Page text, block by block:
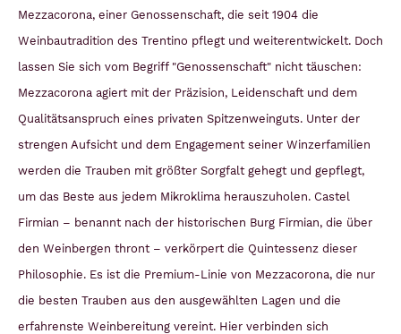
Mezzacorona, einer Genossenschaft, die seit 1904 die
Weinbautradition des Trentino pflegt und weiterentwickelt. Doch
lassen Sie sich vom Begriff "Genossenschaft" nicht täuschen:
Mezzacorona agiert mit der Präzision, Leidenschaft und dem
Qualitätsanspruch eines privaten Spitzenweinguts. Unter der
strengen Aufsicht und dem Engagement seiner Winzerfamilien
werden die Trauben mit größter Sorgfalt gehegt und gepflegt,
um das Beste aus jedem Mikroklima herauszuholen. Castel
Firmian – benannt nach der historischen Burg Firmian, die über
den Weinbergen thront – verkörpert die Quintessenz dieser
Philosophie. Es ist die Premium-Linie von Mezzacorona, die nur
die besten Trauben aus den ausgewählten Lagen und die
erfahrenste Weinbereitung vereint. Hier verbinden sich